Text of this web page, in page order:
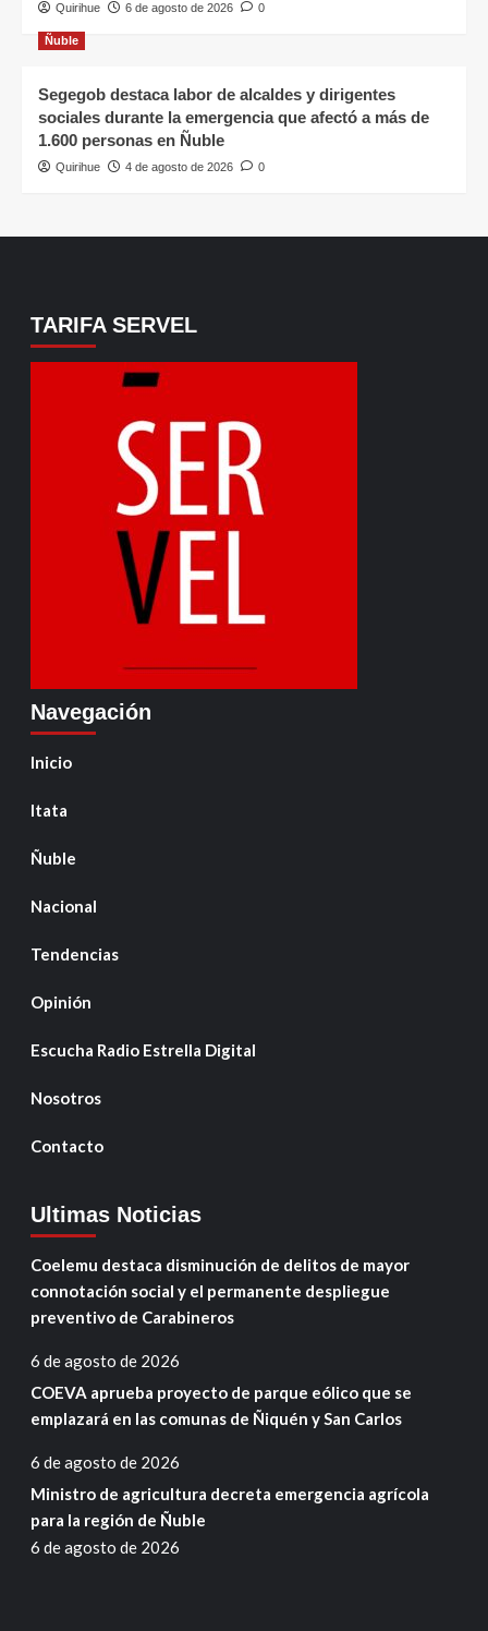
Quirihue 6 de agosto de 2026 0
Ñuble
Segegob destaca labor de alcaldes y dirigentes
sociales durante la emergencia que afectó a más de
1.600 personas en Ñuble
Quirihue 4 de agosto de 2026 0
TARIFA SERVEL
Navegación
Inicio
Itata
Ñuble
Nacional
Tendencias
Opinión
Escucha Radio Estrella Digital
Nosotros
Contacto
Ultimas Noticias
Coelemu destaca disminución de delitos de mayor
connotación social y el permanente despliegue
preventivo de Carabineros
6 de agosto de 2026
COEVA aprueba proyecto de parque eólico que se
emplazará en las comunas de Ñiquén y San Carlos
6 de agosto de 2026
Ministro de agricultura decreta emergencia agrícola
para la región de Ñuble
6 de agosto de 2026